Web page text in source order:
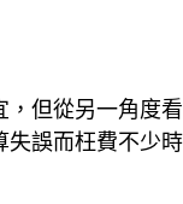
但從另一角度
誤而枉費不少